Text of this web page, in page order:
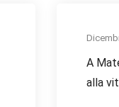
A
alla